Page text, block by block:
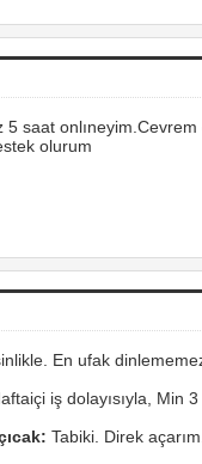
saat
olurum
En ufak
iş dolayısıyla, Min
Tabiki. Direk